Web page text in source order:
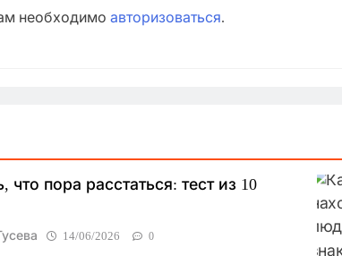
необходимо авторизоваться.
что пора расстаться: тест из 10
14/06/2026 0